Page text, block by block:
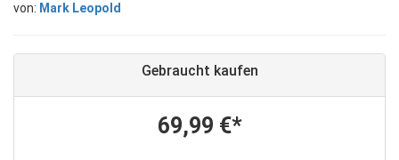
von: Mark Leopold
Gebraucht kaufen
69,99 €*